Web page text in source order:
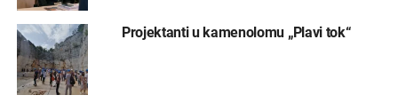
Projektanti u kamenolomu „Plavi tok“